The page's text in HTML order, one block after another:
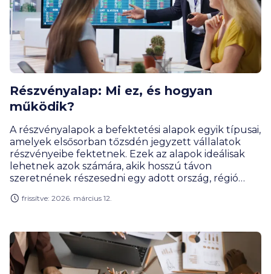
Részvényalap: Mi ez, és hogyan
működik?
A részvényalapok a befektetési alapok egyik típusai,
amelyek elsősorban tőzsdén jegyzett vállalatok
részvényeibe fektetnek. Ezek az alapok ideálisak
lehetnek azok számára, akik hosszú távon
szeretnének részesedni egy adott ország, régió
lehetősége magas, a kockázat is jelentősebb, mint
kinek érdemes ezeken keresztül befektetnie.
frissítve: 2026. március 12.